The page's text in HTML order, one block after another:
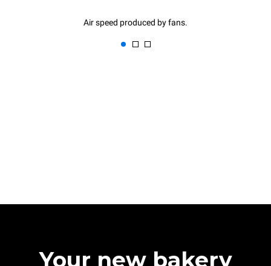
Air speed produced by fans.
Your new bakery